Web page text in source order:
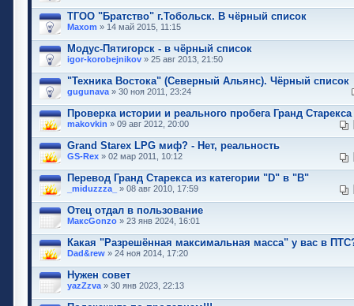
ТГОО "Братство" г.Тобольск. В чёрный список
Maxom » 14 май 2015, 11:15
Модус-Пятигорск - в чёрный список
igor-korobejnikov » 25 авг 2013, 21:50
"Техника Востока" (Северный Альянс). Чёрный список
gugunava » 30 ноя 2011, 23:24
Проверка истории и реального пробега Гранд Старекса
makovkin » 09 авг 2012, 20:00
Grand Starex LPG миф? - Нет, реальность
GS-Rex » 02 мар 2011, 10:12
Перевод Гранд Старекса из категории "D" в "B"
_miduzzza_ » 08 авг 2010, 17:59
Отец отдал в пользование
МаксGonzo » 23 янв 2024, 16:01
Какая "Разрешённая максимальная масса" у вас в
Dad&rew » 24 ноя 2014, 17:20
Нужен совет
yazZzva » 30 янв 2023, 22:13